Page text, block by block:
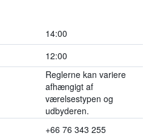
14:00
12:00
Reglerne kan variere
afhængigt af
værelsestypen og
udbyderen.
+66 76 343 255